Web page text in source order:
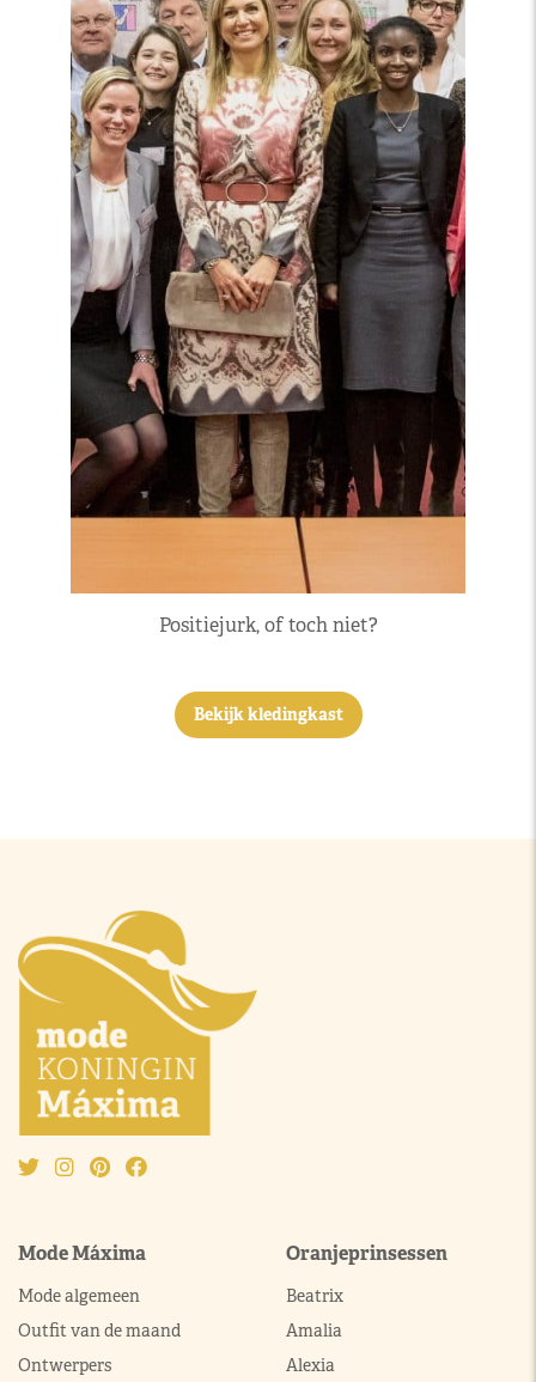
Positiejurk, of toch niet?
Bekijk kledingkast
Mode Máxima
Mode algemeen
Outfit van de maand
Ontwerpers
Oranjeprinsessen
Beatrix
Amalia
Alexia